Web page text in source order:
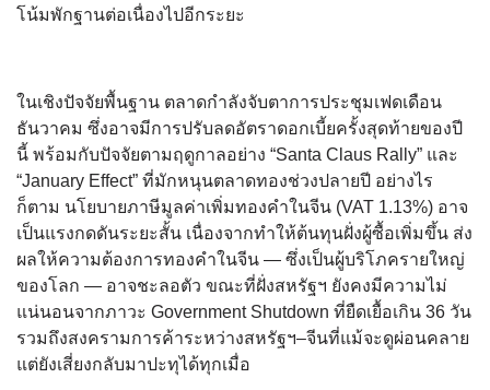
โน้มพักฐานต่อเนื่องไปอีกระยะ
ในเชิงปัจจัยพื้นฐาน ตลาดกำลังจับตาการประชุมเฟดเดือน
ธันวาคม ซึ่งอาจมีการปรับลดอัตราดอกเบี้ยครั้งสุดท้ายของปี
นี้ พร้อมกับปัจจัยตามฤดูกาลอย่าง “Santa Claus Rally” และ
“January Effect” ที่มักหนุนตลาดทองช่วงปลายปี อย่างไร
ก็ตาม นโยบายภาษีมูลค่าเพิ่มทองคำในจีน (VAT 1.13%) อาจ
เป็นแรงกดดันระยะสั้น เนื่องจากทำให้ต้นทุนฝั่งผู้ซื้อเพิ่มขึ้น ส่ง
ผลให้ความต้องการทองคำในจีน — ซึ่งเป็นผู้บริโภครายใหญ่
ของโลก — อาจชะลอตัว ขณะที่ฝั่งสหรัฐฯ ยังคงมีความไม่
แน่นอนจากภาวะ Government Shutdown ที่ยืดเยื้อเกิน 36 วัน
รวมถึงสงครามการค้าระหว่างสหรัฐฯ–จีนที่แม้จะดูผ่อนคลาย
แต่ยังเสี่ยงกลับมาปะทุได้ทุกเมื่อ